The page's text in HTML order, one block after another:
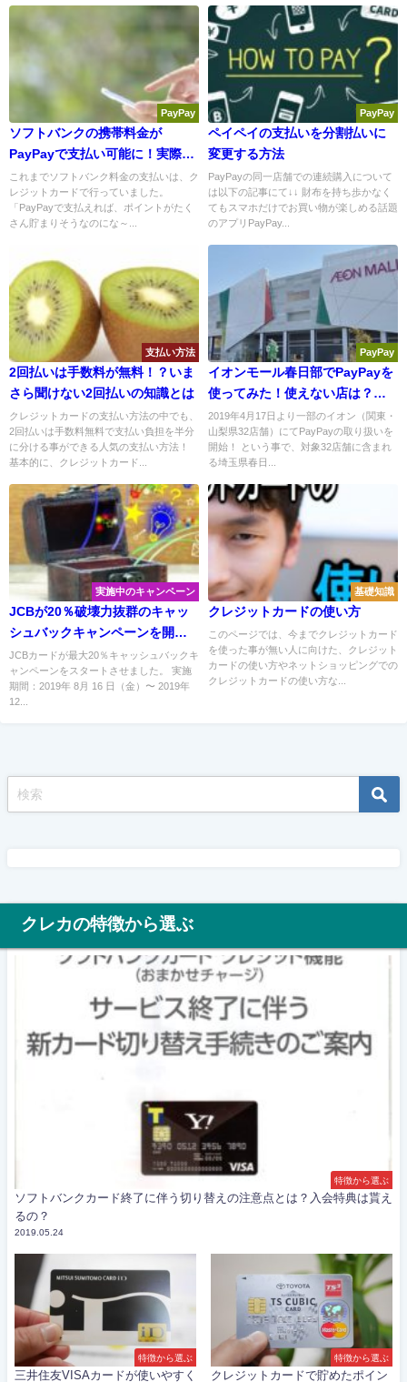
PayPay
ソフトバンクの携帯料金が
PayPayで支払い可能に！実際に
試してみた結果・・
これまでソフトバンク料金の支払いは、ク
レジットカードで行っていました。
「PayPayで支払えれば、ポイントがたく
さん貯まりそうなのにな～...
PayPay
ペイペイの支払いを分割払いに
変更する方法
PayPayの同一店舗での連続購入について
は以下の記事にて↓↓ 財布を持ち歩かなく
てもスマホだけでお買い物が楽しめる話題
のアプリPayPay...
支払い方法
2回払いは手数料が無料！？いま
さら聞けない2回払いの知識とは
クレジットカードの支払い方法の中でも、
2回払いは手数料無料で支払い負担を半分
に分ける事ができる人気の支払い方法！
基本的に、クレジットカード...
PayPay
イオンモール春日部でPayPayを
使ってみた！使えない店は？実
際に試して分かった注意点とは
2019年4月17日より一部のイオン（関東・
山梨県32店舗）にてPayPayの取り扱いを
開始！ という事で、対象32店舗に含まれ
る埼玉県春日...
実施中のキャンペーン
JCBが20％破壊力抜群のキャッ
シュバックキャンペーンを開
始！どうすれば対象になるの？
JCBカードが最大20％キャッシュバックキ
ャンペーンをスタートさせました。 実施
期間：2019年 8月 16 日（金）〜 2019年
12...
基礎知識
クレジットカードの使い方
このページでは、今までクレジットカード
を使った事が無い人に向けた、クレジット
カードの使い方やネットショッピングでの
クレジットカードの使い方な...
クレカの特徴から選ぶ
特徴から選ぶ
ソフトバンクカード終了に伴う切り替えの注意点とは？入会特典は貰え
るの？
2019.05.24
特徴から選ぶ
三井住友VISAカードが使いやすく
特徴から選ぶ
クレジットカードで貯めたポイン